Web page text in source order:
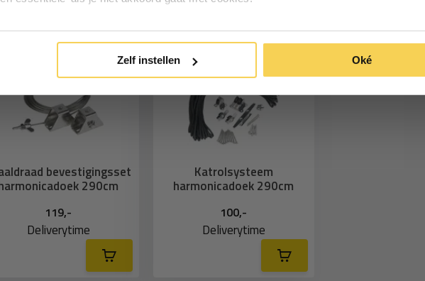
Zelf instellen Oké
bevestigingsset
290cm
119,-
Deliverytime
Katrolsysteem
harmonicadoek 290cm
100,-
Deliverytime
Inschrijven